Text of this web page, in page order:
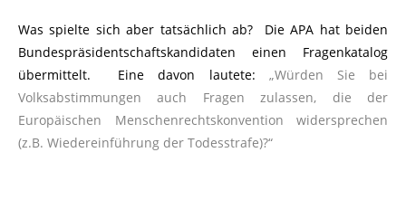
Was spielte sich aber tatsächlich ab? Die APA hat beiden
Bundespräsidentschaftskandidaten einen Fragenkatalog
übermittelt. Eine davon lautete: „Würden Sie bei
Volksabstimmungen auch Fragen zulassen, die der
Europäischen Menschenrechtskonvention widersprechen
(z.B. Wiedereinführung der Todesstrafe)?“